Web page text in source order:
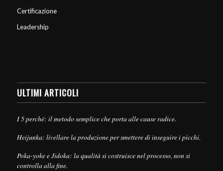
Certificazione
Leadership
ULTIMI ARTICOLI
I 5 perché: il metodo semplice che porta alle cause radice.
Heijunka: livellare la produzione per smettere di inseguire i picchi.
Poka-yoke e Jidoka: la qualità si costruisce nel processo, non si
controlla alla fine.